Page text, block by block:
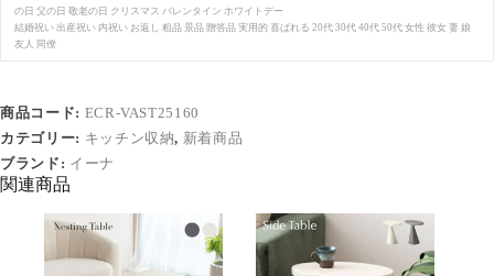
の日 父の日 敬老の日 クリスマス バレンタイン ホワイトデー
結婚祝い 出産祝い 内祝い お返し 粗品 景品 贈答品 実用的 喜ばれる 20代 30代 40代 50代 女性 彼女 妻 娘
友人 同僚
商品コード: ECR-VAST25160
カテゴリー: キッチン収納, 新着商品
ブランド: イーナ
関連商品